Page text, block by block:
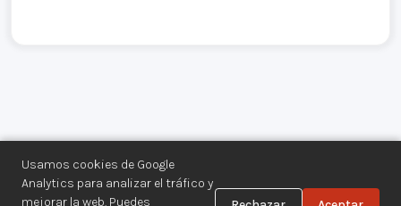
Usamos cookies de Google
Analytics para analizar el tráfico y
mejorar la web. Puedes